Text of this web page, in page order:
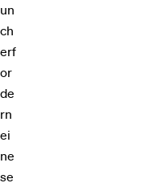
un
ch
erf
or
de
rn
ei
ne
se